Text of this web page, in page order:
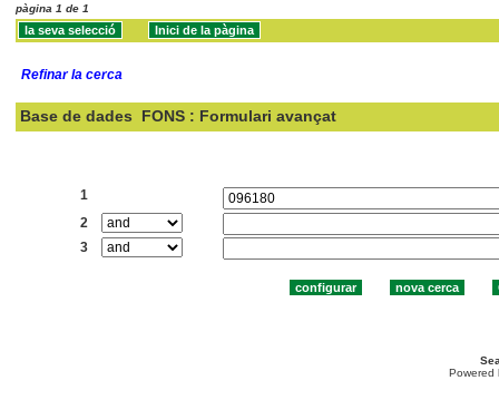
pàgina 1 de 1
Refinar la cerca
Base de dades FONS : Formulari avançat
1
2
3